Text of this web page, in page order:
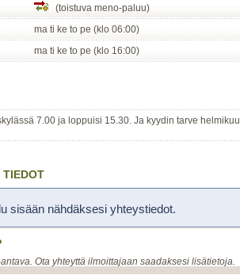
(toistuva meno-paluu)
ma ti ke to pe (klo 06:00)
ma ti ke to pe (klo 16:00)
7.00 ja loppuisi 15.30. Ja kyydin tarve
sisään nähdäksesi yhteystiedot.
Ota yhteyttä ilmoittajaan saadaksesi lisätietoja.